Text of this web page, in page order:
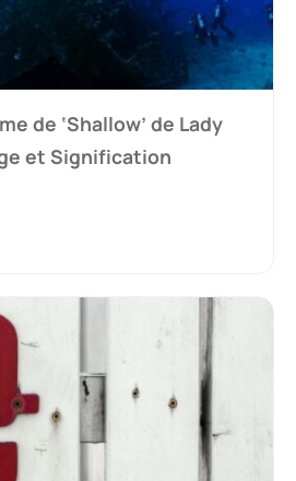
de ‘Shallow’ de Lady
et Signification